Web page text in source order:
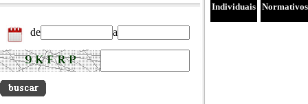
de a
Individuais Normativos